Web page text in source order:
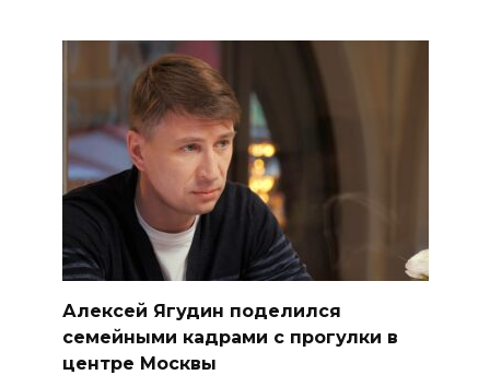
Алексей Ягудин поделился
семейными кадрами с прогулки в
центре Москвы